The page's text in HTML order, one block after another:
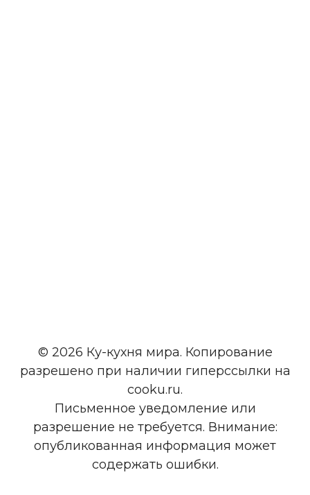
© 2026 Ку-кухня мира. Копирование
разрешено при наличии гиперссылки на
cooku.ru.
Письменное уведомление или
разрешение не требуется. Внимание:
опубликованная информация может
содержать ошибки.